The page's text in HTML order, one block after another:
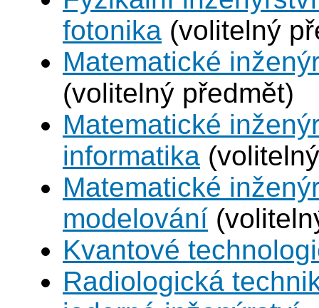
fotonika (volitelný
Matematické
(volitelný předmět)
Matematické
informatika
Matematické
modelování
Kvantové
Radiologická